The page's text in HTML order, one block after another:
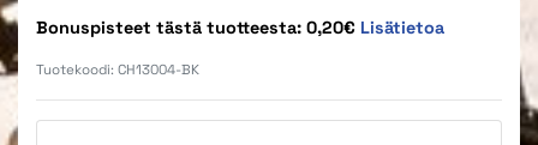
Bonuspisteet tästä tuotteesta: 0,20€ Lisätietoa
Tuotekoodi: CH13004-BK